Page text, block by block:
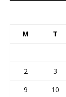
M T
2
3
9
10